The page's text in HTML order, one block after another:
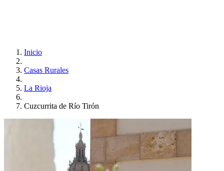
Inicio
Casas Rurales
La Rioja
Cuzcurrita de Río Tirón